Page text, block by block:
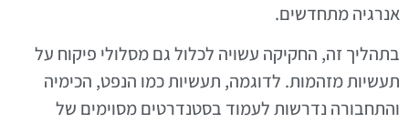
אנרגיה מתחדשים.
בתהליך זה, החקיקה עשויה לכלול גם מסלולי פיקוח על
תעשיות מזהמות. לדוגמה, תעשיות כמו הנפט, הכימיה
והתחבורה נדרשות לעמוד בסטנדרטים מסוימים של